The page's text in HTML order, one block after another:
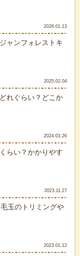
の記事一
2026.01.13
ャンフォレストキ
2025.02.04
れぐらい？どこか
2024.03.26
らい？かかりやす
2023.11.27
玉のトリミングや
2023.01.12